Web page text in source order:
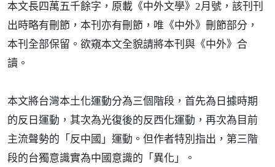
本文長四萬五千餘字，原載《中外文學》2月號，該刊刊
出時略有刪節，本刊亦有刪節，唯《中外》刪節部分，
本刊全部保留。欲窺本文全貌請將本刊與《中外》合
讀。
本文將台灣本土化運動分為三個階段，首先為日據時期
的反日運動，其次為光復後的反西化運動，再次為目前
主流聲勢的「反中國」運動。但作者特別指出，第三階
段的台獨意識實為中國意識的「異化」。